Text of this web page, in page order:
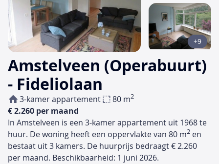
Amstelveen (Operabuurt)
- Fideliolaan
3-kamer appartement 80 m2
€ 2.260 per maand
+9
In Amstelveen is een 3-kamer appartement uit 1968 te
huur. De woning heeft een oppervlakte van 80 m2 en
bestaat uit 3 kamers. De huurprijs bedraagt € 2.260
per maand. Beschikbaarheid: 1 juni 2026.